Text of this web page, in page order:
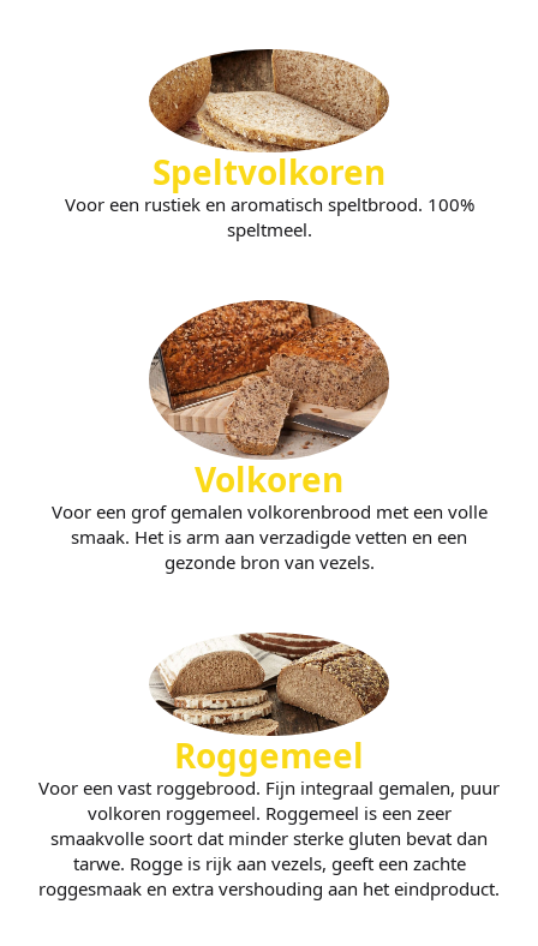
Speltvolkoren
Voor een rustiek en aromatisch speltbrood. 100%
speltmeel.
Volkoren
Voor een grof gemalen volkorenbrood met een volle
smaak. Het is arm aan verzadigde vetten en een
gezonde bron van vezels.
Roggemeel
Voor een vast roggebrood. Fijn integraal gemalen, puur
volkoren roggemeel. Roggemeel is een zeer
smaakvolle soort dat minder sterke gluten bevat dan
tarwe. Rogge is rijk aan vezels, geeft een zachte
roggesmaak en extra vershouding aan het eindproduct.